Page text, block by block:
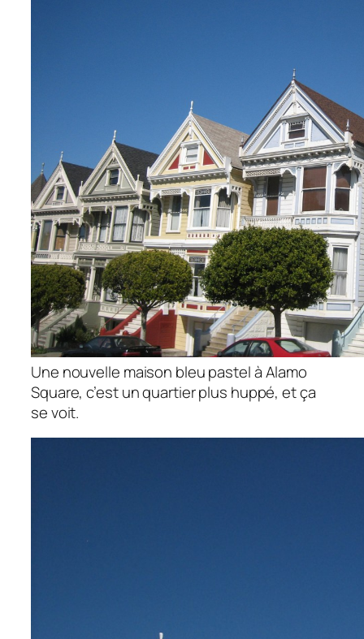
Une nouvelle maison bleu pastel à Alamo
Square, c’est un quartier plus huppé, et ça
se voit.